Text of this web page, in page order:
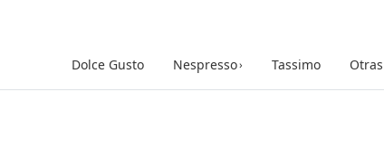
Dolce Gusto Nespresso› Tassimo